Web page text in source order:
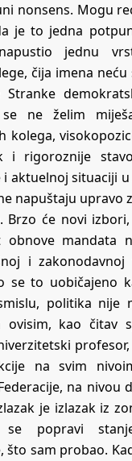
nonsens. Mogu
je to jedna
jednu
čija imena
ne želim
kolega,
i rigoroznije
aktuelnoj situaciji u
napuštaju upravo
Brzo će novi
obnove mandata
i zakonodavnoj
se to uobičajeno
politika nije
kao čitav
na svim
na nivou
je izlazak iz
popravi
što sam probao.